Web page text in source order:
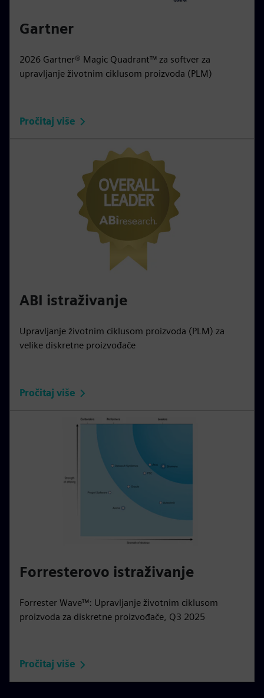
Gartner
2026 Gartner® Magic Quadrant™ za softver za
upravljanje životnim ciklusom proizvoda (PLM)
Pročitaj više
ABI istraživanje
Upravljanje životnim ciklusom proizvoda (PLM) za
velike diskretne proizvođače
Pročitaj više
Forresterovo istraživanje
Forrester Wave™: Upravljanje životnim ciklusom
proizvoda za diskretne proizvođače, Q3 2025
Pročitaj više